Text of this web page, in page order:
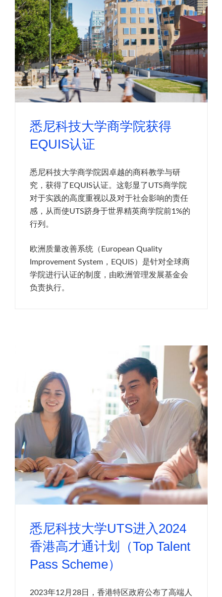
悉尼科技大学商学院获得
EQUIS认证
悉尼科技大学商学院因卓越的商科教学与研
究，获得了EQUIS认证。这彰显了UTS商学院
对于实践的高度重视以及对于社会影响的责任
感，从而使UTS跻身于世界精英商学院前1%的
行列。
欧洲质量改善系统（European Quality
Improvement System，EQUIS）是针对全球商
学院进行认证的制度，由欧洲管理发展基金会
负责执行。
悉尼科技大学UTS进入2024
香港高才通计划（Top Talent
Pass Scheme）
2023年12月28日，香港特区政府公布了高端人